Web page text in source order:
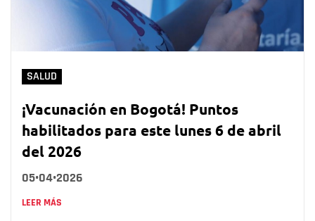
SALUD
¡Vacunación en Bogotá! Puntos
habilitados para este lunes 6 de abril
del 2026
05•04•2026
LEER MÁS